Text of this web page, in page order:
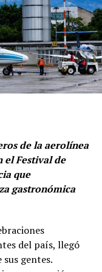
de la aerolínea
el Festival de
que
gastronómica
del país, llegó
gentes.